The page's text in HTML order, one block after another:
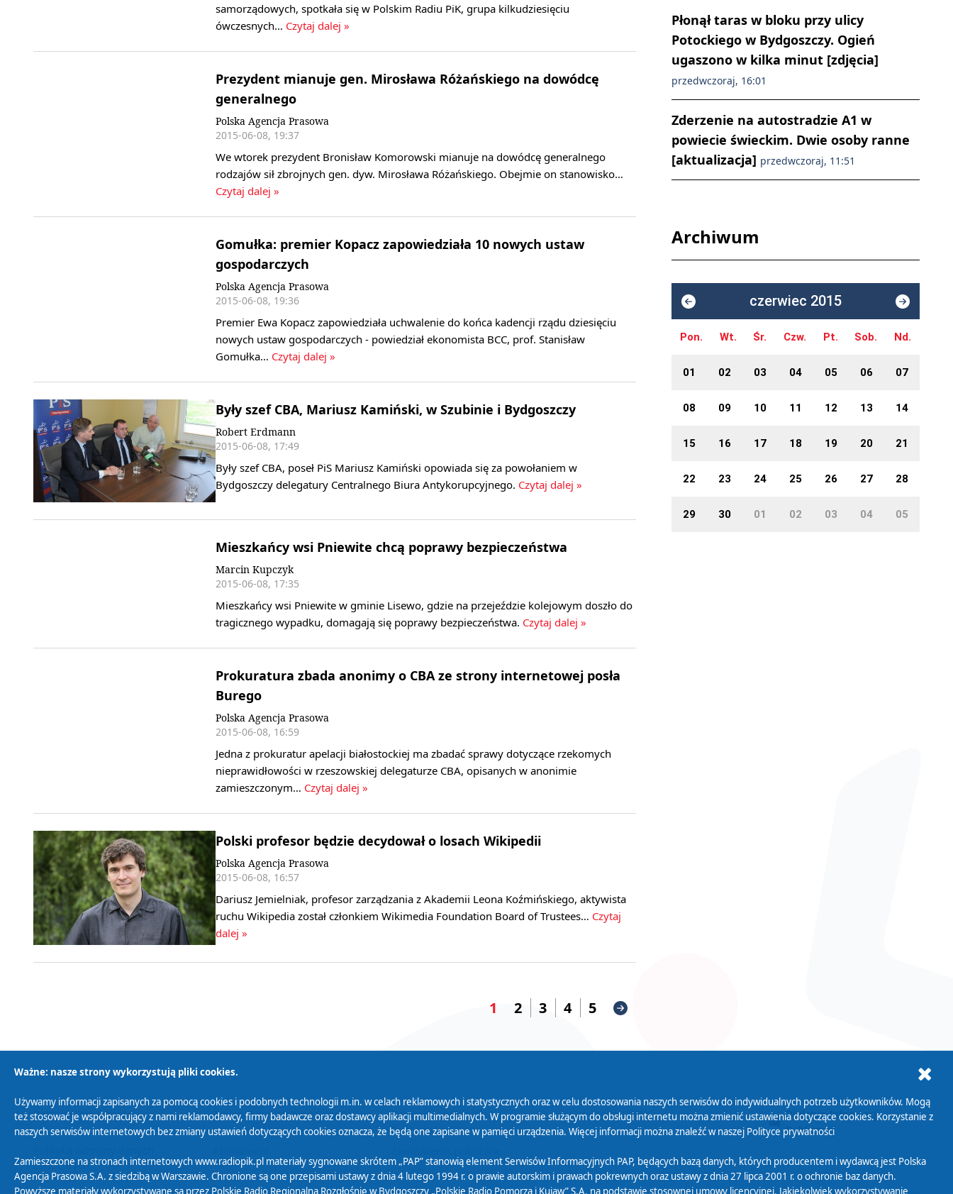
samorządowych, spotkała się w Polskim Radiu PiK, grupa kilkudziesięciu
ówczesnych… Czytaj dalej »
Prezydent mianuje gen. Mirosława Różańskiego na dowódcę
generalnego
Polska Agencja Prasowa
2015-06-08, 19:37
We wtorek prezydent Bronisław Komorowski mianuje na dowódcę generalnego
rodzajów sił zbrojnych gen. dyw. Mirosława Różańskiego. Obejmie on stanowisko…
Czytaj dalej »
Gomułka: premier Kopacz zapowiedziała 10 nowych ustaw
gospodarczych
Polska Agencja Prasowa
2015-06-08, 19:36
Premier Ewa Kopacz zapowiedziała uchwalenie do końca kadencji rządu dziesięciu
nowych ustaw gospodarczych - powiedział ekonomista BCC, prof. Stanisław
Gomułka… Czytaj dalej »
Były szef CBA, Mariusz Kamiński, w Szubinie i Bydgoszczy
Robert Erdmann
2015-06-08, 17:49
Były szef CBA, poseł PiS Mariusz Kamiński opowiada się za powołaniem w
Bydgoszczy delegatury Centralnego Biura Antykorupcyjnego. Czytaj dalej »
Mieszkańcy wsi Pniewite chcą poprawy bezpieczeństwa
Marcin Kupczyk
2015-06-08, 17:35
Mieszkańcy wsi Pniewite w gminie Lisewo, gdzie na przejeździe kolejowym doszło do
tragicznego wypadku, domagają się poprawy bezpieczeństwa. Czytaj dalej »
Prokuratura zbada anonimy o CBA ze strony internetowej posła
Burego
Polska Agencja Prasowa
2015-06-08, 16:59
Jedna z prokuratur apelacji białostockiej ma zbadać sprawy dotyczące rzekomych
nieprawidłowości w rzeszowskiej delegaturze CBA, opisanych w anonimie
zamieszczonym… Czytaj dalej »
Polski profesor będzie decydował o losach Wikipedii
Polska Agencja Prasowa
2015-06-08, 16:57
Dariusz Jemielniak, profesor zarządzania z Akademii Leona Koźmińskiego, aktywista
ruchu Wikipedia został członkiem Wikimedia Foundation Board of Trustees… Czytaj
dalej »
1 2 3 4 5
Płonął taras w bloku przy ulicy
Potockiego w Bydgoszczy. Ogień
ugaszono w kilka minut [zdjęcia]
przedwczoraj, 16:01
Zderzenie na autostradzie A1 w
powiecie świeckim. Dwie osoby ranne
[aktualizacja] przedwczoraj, 11:51
Archiwum
czerwiec 2015
Pon. Wt. Śr. Czw. Pt. Sob. Nd.
01 02 03 04 05 06 07
08 09 10 11 12 13 14
15 16 17 18 19 20 21
22 23 24 25 26 27 28
29 30 01 02 03 04 05
Polityka Prywatności Zasady korzystania z Serwisu
Organizacje Pożytku
Publicznego
Cyfryzacja DAB+
osobowych
Biuletyn Informacji
Publicznej
Ważne: nasze strony wykorzystują pliki cookies.
Używamy informacji zapisanych za pomocą cookies i podobnych technologii m.in. w celach reklamowych i statystycznych oraz w celu dostosowania naszych serwisów do indywidualnych potrzeb użytkowników. Mogą
też stosować je współpracujący z nami reklamodawcy, firmy badawcze oraz dostawcy aplikacji multimedialnych. W programie służącym do obsługi internetu można zmienić ustawienia dotyczące cookies. Korzystanie z
naszych serwisów internetowych bez zmiany ustawień dotyczących cookies oznacza, że będą one zapisane w pamięci urządzenia. Więcej informacji można znaleźć w naszej Polityce prywatności
Zamieszczone na stronach internetowych www.radiopik.pl materiały sygnowane skrótem „PAP” stanowią element Serwisów Informacyjnych PAP, będących bazą danych, których producentem i wydawcą jest Polska
Agencja Prasowa S.A. z siedzibą w Warszawie. Chronione są one przepisami ustawy z dnia 4 lutego 1994 r. o prawie autorskim i prawach pokrewnych oraz ustawy z dnia 27 lipca 2001 r. o ochronie baz danych.
Powyższe materiały wykorzystywane są przez Polskie Radio Regionalną Rozgłośnię w Bydgoszczy „Polskie Radio Pomorza i Kujaw” S.A. na podstawie stosownej umowy licencyjnej. Jakiekolwiek wykorzystywanie